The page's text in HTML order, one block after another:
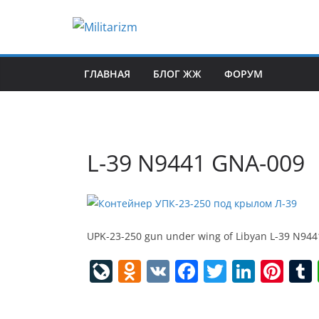
ГЛАВНАЯ БЛОГ ЖЖ ФОРУМ
L-39 N9441 GNA-009
UPK-23-250 gun under wing of Libyan L-39
Li O V F T Li Pi